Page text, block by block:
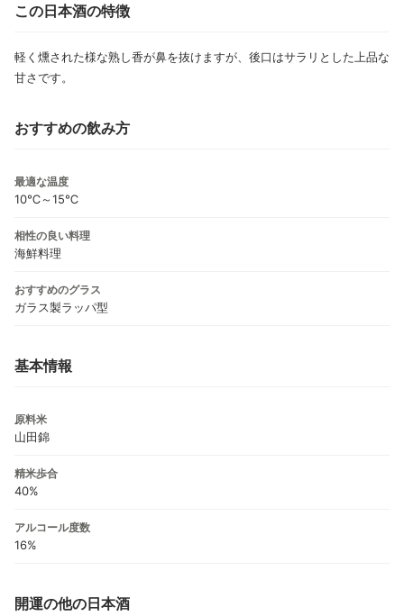
この日本酒の特徴
軽く燻された様な熟し香が鼻を抜けますが、後口はサラリとした上品な
甘さです。
おすすめの飲み方
最適な温度
10℃～15℃
相性の良い料理
海鮮料理
おすすめのグラス
ガラス製ラッパ型
基本情報
原料米
山田錦
精米歩合
40%
アルコール度数
16%
開運の他の日本酒